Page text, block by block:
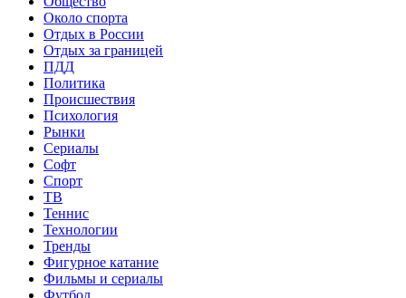
Около спорта
Отдых в России
Отдых за границей
ПДД
Политика
Происшествия
Психология
Рынки
Сериалы
Софт
Спорт
ТВ
Теннис
Технологии
Тренды
Фигурное катание
Фильмы и сериалы
Футбол